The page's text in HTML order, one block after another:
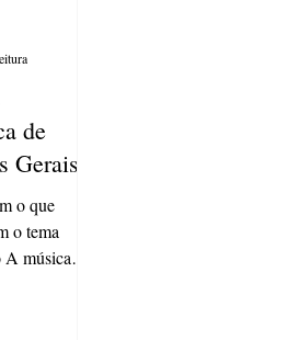
de
Gerais
o que
o tema
música